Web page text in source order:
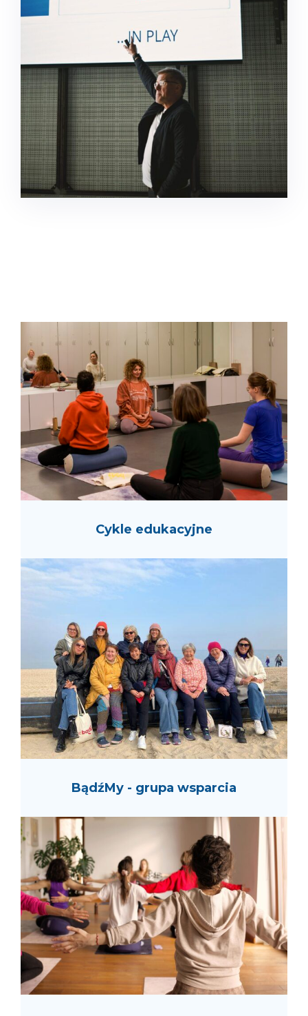
Cykle edukacyjne
BądźMy - grupa wsparcia